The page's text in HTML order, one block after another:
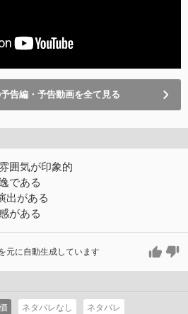
告編・予告動画を全て見る
囲気が印象的
である
出がある
がある
元に自動生成しています
ネタバレなし ネタバレ